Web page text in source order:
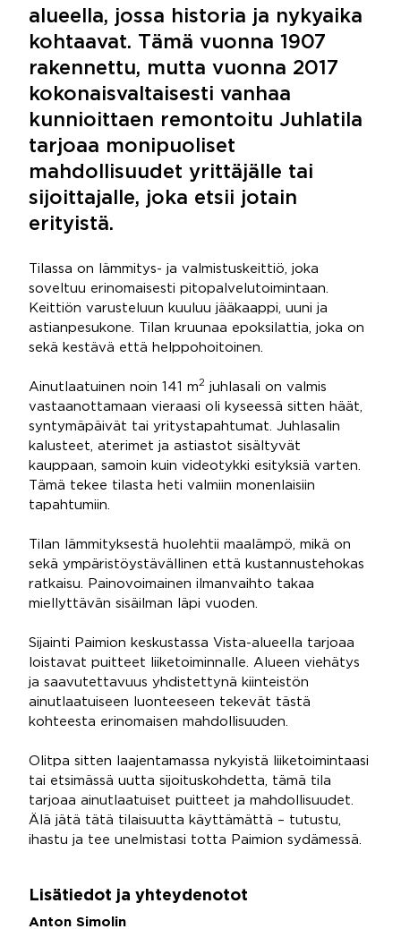
alueella, jossa historia ja nykyaika
kohtaavat. Tämä vuonna 1907
rakennettu, mutta vuonna 2017
kokonaisvaltaisesti vanhaa
kunnioittaen remontoitu Juhlatila
tarjoaa monipuoliset
mahdollisuudet yrittäjälle tai
sijoittajalle, joka etsii jotain
erityistä.
Tilassa on lämmitys- ja valmistuskeittiö, joka
soveltuu erinomaisesti pitopalvelutoimintaan.
Keittiön varusteluun kuuluu jääkaappi, uuni ja
astianpesukone. Tilan kruunaa epoksilattia, joka on
sekä kestävä että helppohoitoinen.
Ainutlaatuinen noin 141 m2 juhlasali on valmis
vastaanottamaan vieraasi oli kyseessä sitten häät,
syntymäpäivät tai yritystapahtumat. Juhlasalin
kalusteet, aterimet ja astiastot sisältyvät
kauppaan, samoin kuin videotykki esityksiä varten.
Tämä tekee tilasta heti valmiin monenlaisiin
tapahtumiin.
Tilan lämmityksestä huolehtii maalämpö, mikä on
sekä ympäristöystävällinen että kustannustehokas
ratkaisu. Painovoimainen ilmanvaihto takaa
miellyttävän sisäilman läpi vuoden.
Sijainti Paimion keskustassa Vista-alueella tarjoaa
loistavat puitteet liiketoiminnalle. Alueen viehätys
ja saavutettavuus yhdistettynä kiinteistön
ainutlaatuiseen luonteeseen tekevät tästä
kohteesta erinomaisen mahdollisuuden.
Olitpa sitten laajentamassa nykyistä liiketoimintaasi
tai etsimässä uutta sijoituskohdetta, tämä tila
tarjoaa ainutlaatuiset puitteet ja mahdollisuudet.
Älä jätä tätä tilaisuutta käyttämättä – tutustu,
ihastu ja tee unelmistasi totta Paimion sydämessä.
Lisätiedot ja yhteydenotot
Anton Simolin